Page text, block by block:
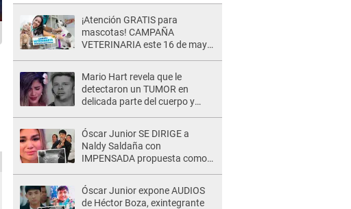
¡Atención GRATIS para
mascotas! CAMPAÑA
VETERINARIA este 16 de mayo:
Mario Hart revela que le
detectaron un TUMOR en
delicada parte del cuerpo y
muy fuertes..."
Óscar Junior SE DIRIGE a
Naldy Saldaña con
IMPENSADA propuesta como
denuncia: "Otro tipo de ley..."
Óscar Junior expone AUDIOS
de Héctor Boza, exintegrante